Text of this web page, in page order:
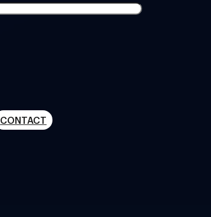
CONTACT